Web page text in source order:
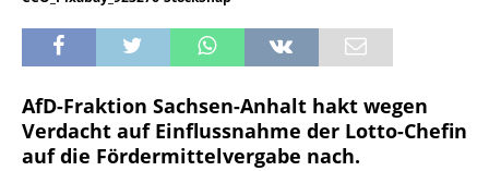
AfD-Fraktion Sachsen-Anhalt hakt wegen
Verdacht auf Einflussnahme der Lotto-Chefin
auf die Fördermittelvergabe nach.